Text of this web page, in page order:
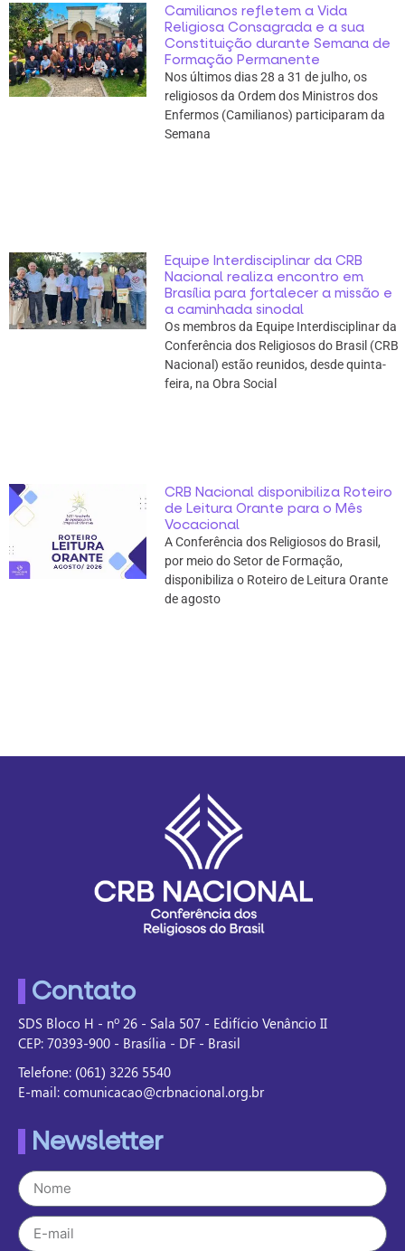
Camilianos refletem a Vida
Religiosa Consagrada e a sua
Constituição durante Semana de
Formação Permanente
Nos últimos dias 28 a 31 de julho, os
religiosos da Ordem dos Ministros dos
Enfermos (Camilianos) participaram da
Semana
Equipe Interdisciplinar da CRB
Nacional realiza encontro em
Brasília para fortalecer a missão e
a caminhada sinodal
Os membros da Equipe Interdisciplinar da
Conferência dos Religiosos do Brasil (CRB
Nacional) estão reunidos, desde quinta-
feira, na Obra Social
CRB Nacional disponibiliza Roteiro
de Leitura Orante para o Mês
Vocacional
A Conferência dos Religiosos do Brasil,
por meio do Setor de Formação,
disponibiliza o Roteiro de Leitura Orante
de agosto
Contato
SDS Bloco H - nº 26 - Sala 507 - Edifício Venâncio II
CEP: 70393-900 - Brasília - DF - Brasil
Telefone: (061) 3226 5540
E-mail: comunicacao@crbnacional.org.br
Newsletter